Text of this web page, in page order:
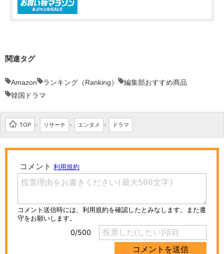
関連タグ
Amazon ランキング（Ranking）
編集部おすすめ商品
韓国ドラマ
TOP > リサーチ > エンタメ > ドラマ